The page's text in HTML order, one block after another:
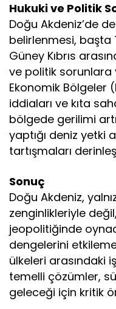
Hukuki ve Politik
Doğu Akdeniz’de
belirlenmesi, başta
Güney Kıbrıs
ve politik sorunlara
Ekonomik Bölgeler
iddiaları ve kıta
bölgede gerilimi
yaptığı deniz yetki
tartışmaları
Sonuç
Doğu Akdeniz,
zenginlikleriyle
jeopolitiğinde
dengelerini
ülkeleri arasındaki
temelli çözümler,
geleceği için kritik